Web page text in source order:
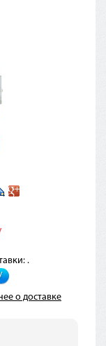
.
о доставке